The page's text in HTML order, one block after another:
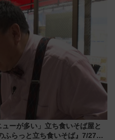
れるべき世界の旅先』
ーが多い」立ち食いそば屋と
ふらっと立ち食いそば』7/27夜